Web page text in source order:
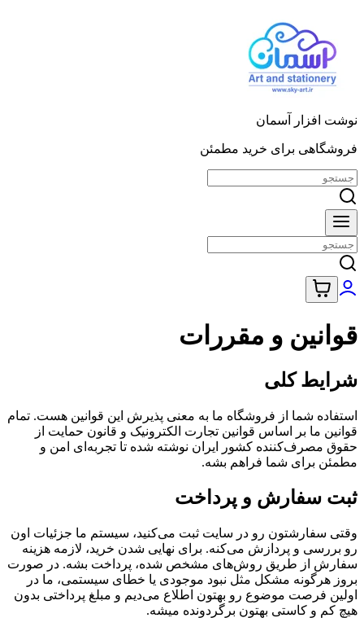
نوشت افزار آسمان
فروشگاهی برای خرید مطمئن
قوانین و مقررات
شرایط کلی
استفاده شما از فروشگاه ما به معنی پذیرش این قوانین هست. تمام
قوانین ما بر اساس قوانین تجارت الکترونیک و قانون حمایت از
حقوق مصرف‌کننده کشور ایران نوشته شده تا تجربه‌ای امن و
مطمئن برای شما فراهم بشه.
ثبت سفارش و پرداخت
وقتی سفارشتون رو در سایت ثبت می‌کنید، سیستم ما جزئیات اون
رو بررسی و پردازش می‌کنه. برای نهایی شدن خرید، لازمه هزینه
سفارش از طریق روش‌های مشخص شده، پرداخت بشه. در صورت
بروز هرگونه مشکل مثل نبود موجودی یا خطای سیستمی، ما در
اولین فرصت موضوع رو بهتون اطلاع می‌دیم و مبلغ پرداختی بدون
هیچ کم و کاستی بهتون برگردونده میشه.